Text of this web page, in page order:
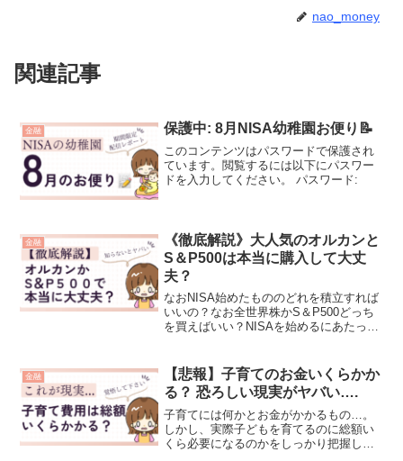
nao_money
関連記事
金融 保護中: 8月NISA幼稚園お便り📝
このコンテンツはパスワードで保護され
ています。閲覧するには以下にパスワー
ドを入力してください。 パスワード:
金融
《徹底解説》大人気のオルカンと
S＆P500は本当に購入して大丈
夫？
なおNISA始めたもののどれを積立すれば
いいの？なお全世界株かS＆P500どっち
を買えばいい？NISAを始めるにあたって
立していく大事な商品選びで間違えてし
まうと将来...
金融
【悲報】子育てのお金いくらかか
る？ 恐ろしい現実がヤバい….
子育てには何かとお金がかかるもの…。
しかし、実際子どもを育てるのに総額い
くら必要になるのかをしっかり把握して